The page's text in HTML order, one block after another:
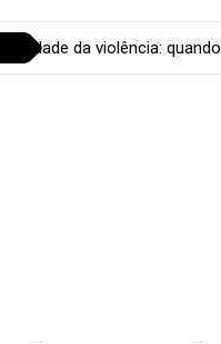
a tragédia se transforma